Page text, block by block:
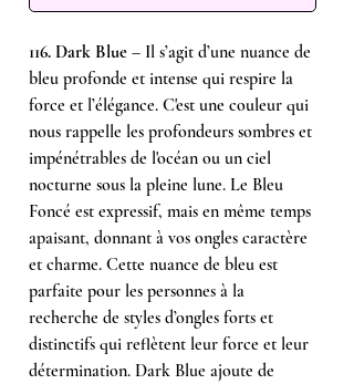
116. Dark Blue – Il s’agit d’une nuance de
bleu profonde et intense qui respire la
force et l’élégance. C'est une couleur qui
nous rappelle les profondeurs sombres et
impénétrables de l'océan ou un ciel
nocturne sous la pleine lune. Le Bleu
Foncé est expressif, mais en même temps
apaisant, donnant à vos ongles caractère
et charme. Cette nuance de bleu est
parfaite pour les personnes à la
recherche de styles d’ongles forts et
distinctifs qui reflètent leur force et leur
détermination. Dark Blue ajoute de